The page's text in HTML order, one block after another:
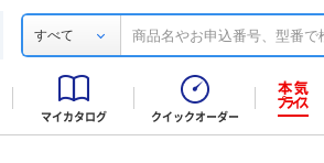
すべて
マイカタログ クイックオーダー